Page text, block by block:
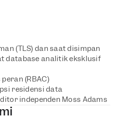
(TLS) dan saat disimpan
database analitik eksklusif
(RBAC)
residensi data
independen Moss Adams